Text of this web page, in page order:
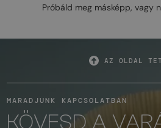
Próbáld meg másképp, vagy
AZ OLDAL
MARADJUNK KAPCSOLATBAN
KÖVESD A